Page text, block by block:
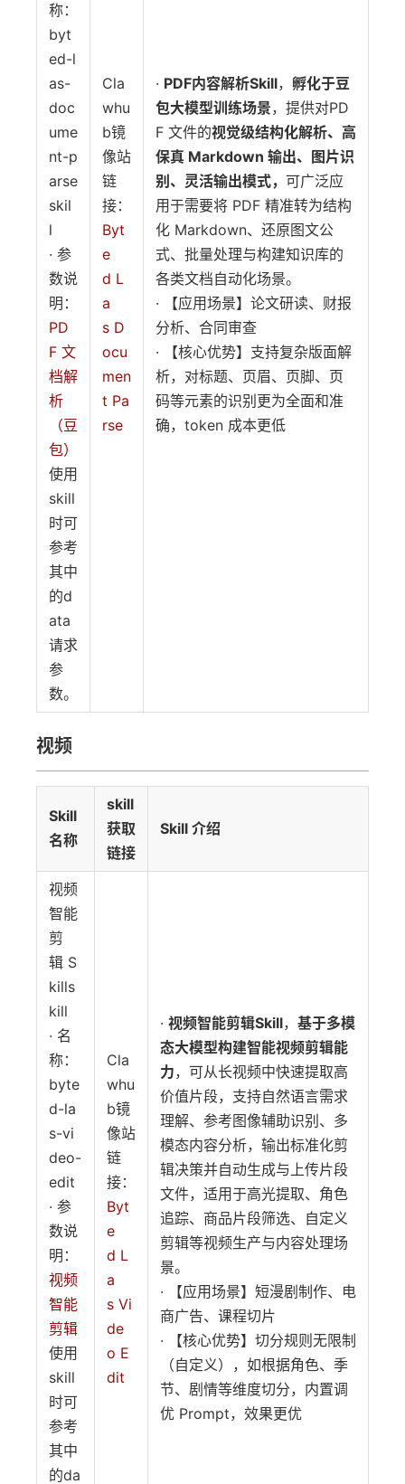
称：
byt
ed-l
as-
doc
ume
nt-p
arse
skil
l
· 参
数说
明：
PD
F 文
档解
析
（豆
包）
使用
skill
时可
参考
其中
的d
ata
请求
参
数。
Cla
whu
b镜
像站
链
接：
Byt
e
d L
a
s D
ocu
men
t Pa
rse
· PDF内容解析Skill， 孵化于豆
包大模型训练场景，提供对PD
F 文件的视觉级结构化解析、高
保真 Markdown 输出、图片识
别、灵活输出模式， 可广泛应
用于需要将 PDF 精准转为结构
化 Markdown、还原图文公
式、批量处理与构建知识库的
各类文档自动化场景。
· 【应用场景】论文研读、财报
分析、合同审查
· 【核心优势】支持复杂版面解
析，对标题、页眉、页脚、页
码等元素的识别更为全面和准
确，token 成本更低
视频
Skill
名称
skill
获取
链接
Skill 介绍
视频
智能
剪
辑 S
kills
kill
· 名
称：
byte
d-la
s-vi
deo-
edit
· 参
数说
明：
视频
智能
剪辑
使用
skill
时可
参考
其中
的da
Cla
whu
b镜
像站
链
接：
Byt
e
d L
a
s Vi
de
o E
dit
· 视频智能剪辑Skill， 基于多模
态大模型构建智能视频剪辑能
力，可从长视频中快速提取高
价值片段，支持自然语言需求
理解、参考图像辅助识别、多
模态内容分析，输出标准化剪
辑决策并自动生成与上传片段
文件，适用于高光提取、角色
追踪、商品片段筛选、自定义
剪辑等视频生产与内容处理场
景。
· 【应用场景】短漫剧制作、电
商广告、课程切片
· 【核心优势】切分规则无限制
（自定义），如根据角色、季
节、剧情等维度切分，内置调
优 Prompt，效果更优